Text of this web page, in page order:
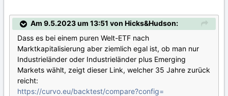
Am 9.5.2023 um 13:51 von Hicks&Hudson:
Dass es bei einem puren Welt-ETF nach
Marktkapitalisierung aber ziemlich egal ist, ob man nur
Industrieländer oder Industrieländer plus Emerging
Markets wählt, zeigt dieser Link, welcher 35 Jahre zurück
reicht:
https://curvo.eu/backtest/compare?config=